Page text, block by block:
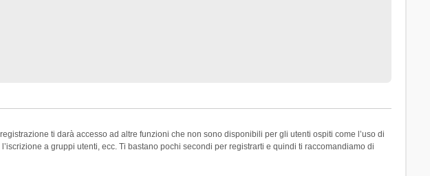
ti darà accesso ad altre funzioni che non sono disponibili per gli utenti ospiti come l’uso di
a gruppi utenti, ecc. Ti bastano pochi secondi per registrarti e quindi ti raccomandiamo di